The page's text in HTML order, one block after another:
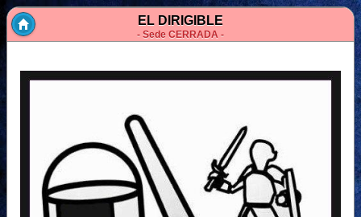
EL DIRIGIBLE
- Sede CERRADA -